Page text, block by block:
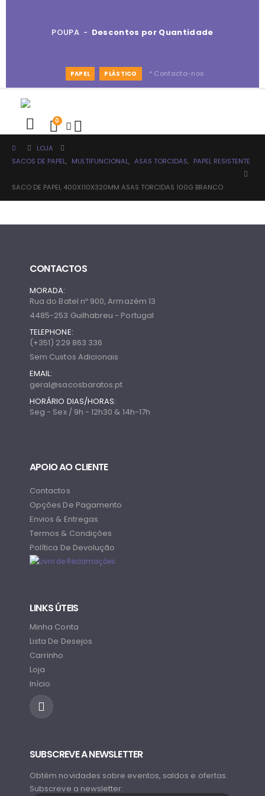
POUPA - Descontos por Quantidade
PAPEL PLÁSTICO * Contacta-nos
0
LOJA
SACOS DE PAPEL, MULTIFUNCIONAL, ASAS TORCIDAS, PAPEL RESISTENTE
SACO DE PAPEL 400X110X320MM ASAS TORCIDAS 100G BRANCO
CONTACTOS
MORADA:
Rua do Batel nº 900, Armazém 13
4485-253 Guilhabreu - Portugal
TELEPHONE:
(+351) 229 863 336
Sem Custos Adicionais
EMAIL:
geral@sacosbaratos.pt
HORÁRIO DIAS/HORAS:
Seg - Sex / 9h - 12h30 & 14h-17h
APOIO AO CLIENTE
Contactos
Opções De Pagamento
Envios & Entregas
Termos & Condições
Política De Devolução
LINKS ÚTEIS
Minha Conta
Lista De Desejos
Carrinho
Loja
Início
SUBSCREVE A NEWSLETTER
Obtém novidades sobre eventos, saldos e ofertas.
Subscreve a newsletter: